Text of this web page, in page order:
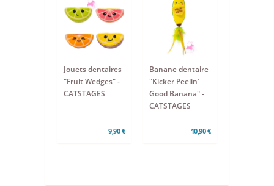
Jouets dentaires
"Fruit Wedges" -
CATSTAGES
9,90 €
Banane dentaire
"Kicker Peelin’
Good Banana" -
CATSTAGES
10,90 €